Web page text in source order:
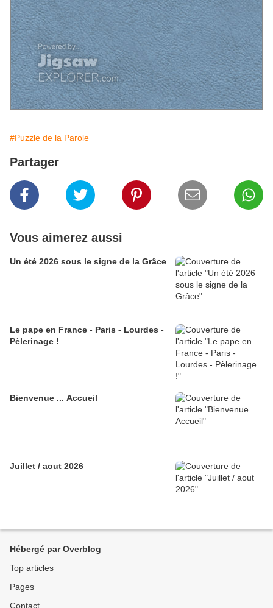
#Puzzle de la Parole
Partager
Vous aimerez aussi
Un été 2026 sous le signe de la Grâce
Le pape en France - Paris - Lourdes -
Pèlerinage !
Bienvenue ... Accueil
Juillet / aout 2026
Hébergé par Overblog
Top articles
Pages
Contact